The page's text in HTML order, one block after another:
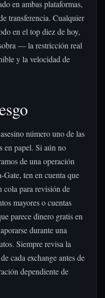
en ambas plataformas,
transferencia. Cualquier
en el top diez de hoy,
— la restricción real
y la velocidad de
número uno de las
en papel. Si aún no
de una operación
Gate, ten en cuenta que
cola para revisión de
mayores o cuentas
parece dinero gratis en
durante una
Siempre revisa la
cada exchange antes de
dependiente de